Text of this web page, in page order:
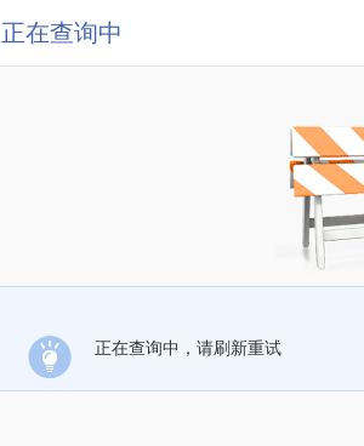
正在查询中
正在查询中，请刷新重试